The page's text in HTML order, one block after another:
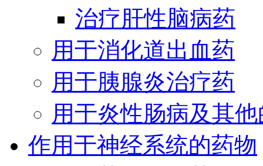
治疗肝性脑病药
用于消化道出血药
用于胰腺炎治疗药
用于炎性肠病及其
作用于神经系统的药物